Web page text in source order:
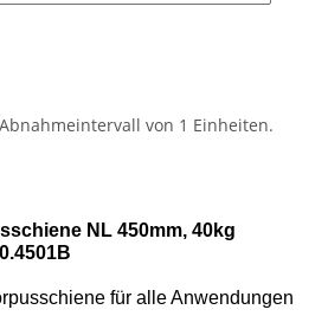
von 1 Einheiten.
NL 450mm, 40kg
für alle Anwendungen